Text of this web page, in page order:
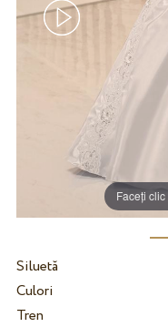
Faceți
Siluetă
Culori
Tren